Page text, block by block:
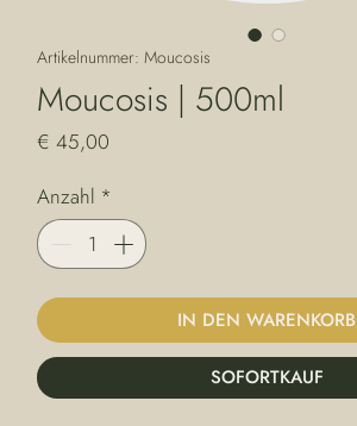
Artikelnummer: Moucosis
Moucosis | 500ml
€ 45,00
Anzahl *
IN DEN WARENKORB
SOFORTKAUF